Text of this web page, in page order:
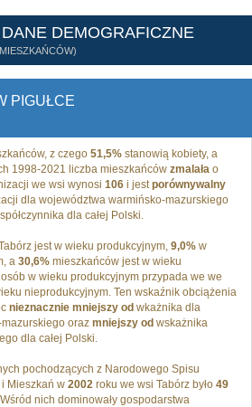
DEMOGRAFICZNE
PIGUŁCE
z czego 51,5% stanowią kobiety, a
1998-2021 liczba mieszkańców zmalała o
we wsi wynosi 106 i jestporównywalny
dla województwa warmińsko-mazurskiego
dla całej Polski.
jest w wieku produkcyjnym, 9,0% w
a 30,6% mieszkańców jest w wieku
w wieku produkcyjnym przypada we we
nieprodukcyjnym. Ten wskaźnik obciążenia
nieznacznie mniejszy od wkażnika dla
oraz mniejszy od wskażnika
dla całej Polski.
pochodzących z Narodowego Spisu
Mieszkań w 2002 roku we wsi Tabórz było 49
nich dominowały gospodarstwa